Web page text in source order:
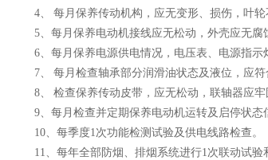
4、 每月保养传动机构，应无变形、损伤，叶轮
5、每月保养电动机接线应无松动，外壳应无腐
6、每月保养电源供电情况，电压表、电源指示
7、 每月检查轴承部分润滑油状态及液位，应符
8、 检查保养传动皮带，应无松动，联轴器应牢
9、每月检查并定期保养电动机运转及启停状态
10、每季度1次功能检测试验及供电线路检查。
11、每年全部防烟、排烟系统进行1次联动试验